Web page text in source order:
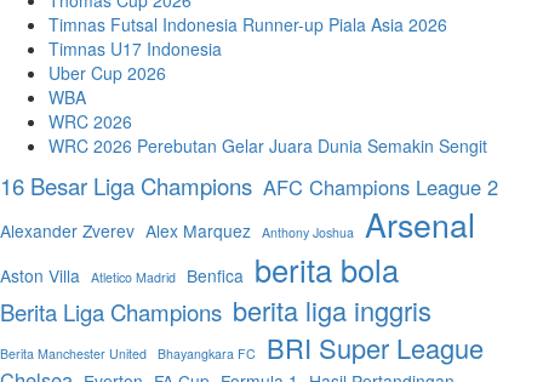
Timnas Futsal Indonesia Runner-up Piala Asia 2026
Timnas U17 Indonesia
Uber Cup 2026
WBA
WRC 2026
WRC 2026 Perebutan Gelar Juara Dunia Semakin Sengit
16 Besar Liga Champions AFC Champions League 2
Alexander Zverev Alex Marquez Anthony Joshua Arsenal
Aston Villa Atletico Madrid Benfica berita bola
Berita Liga Champions berita liga inggris
Berita Manchester United Bhayangkara FC BRI Super League